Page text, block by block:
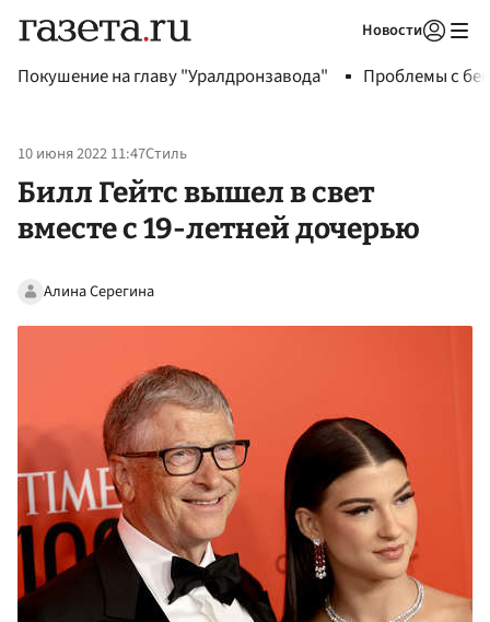
Новости
Покушение на главу "Уралдронзавода" Проблемы с
10 июня 2022 11:47Стиль
Билл Гейтс вышел в свет
вместе с 19-летней дочерью
Алина Серегина